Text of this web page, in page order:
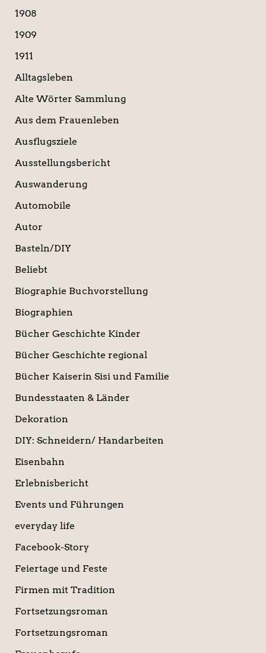
n
a
h
1908
1909
1911
Alltagsleben
Alte Wörter Sammlung
Aus dem Frauenleben
Ausflugsziele
Ausstellungsbericht
Auswanderung
Automobile
Autor
Basteln/DIY
Beliebt
Biographie Buchvorstellung
Biographien
Bücher Geschichte Kinder
Bücher Geschichte regional
Bücher Kaiserin Sisi und Familie
Bundesstaaten & Länder
Dekoration
DIY: Schneidern/ Handarbeiten
Eisenbahn
Erlebnisbericht
Events und Führungen
everyday life
Facebook-Story
Feiertage und Feste
Firmen mit Tradition
Fortsetzungsroman
Fortsetzungsroman